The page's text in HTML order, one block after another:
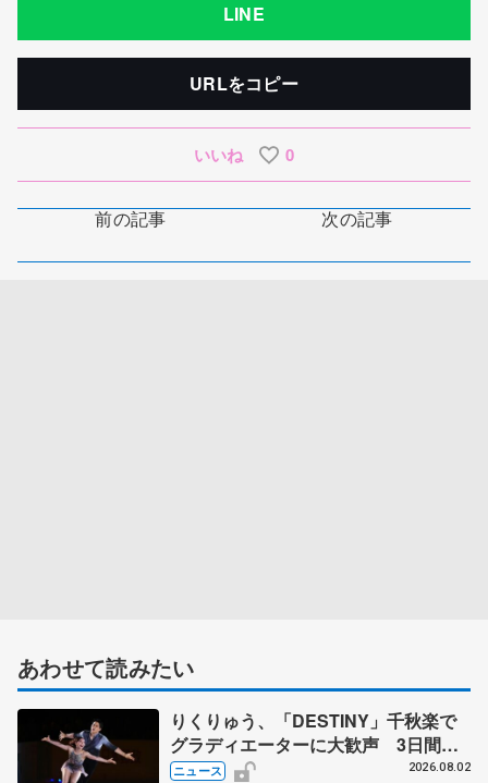
LINE
URLをコピー
いいね 0
前の記事 次の記事
あわせて読みたい
りくりゅう、「DESTINY」千秋楽で
グラディエーターに大歓声 3日間の
計4公演で延べ約１万8千人動員、三浦
ニュース 2026.08.02